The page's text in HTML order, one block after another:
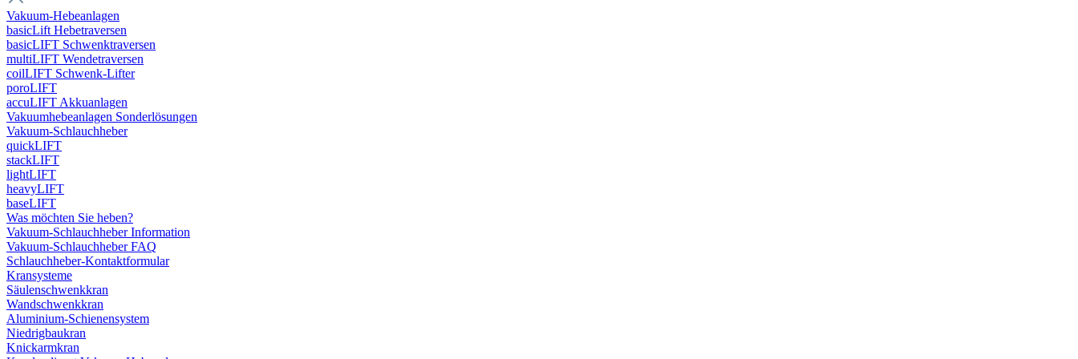
Vakuum-Hebeanlagen
basicLift Hebetraversen
basicLIFT Schwenktraversen
multiLIFT Wendetraversen
coilLIFT Schwenk-Lifter
poroLIFT
accuLIFT Akkuanlagen
Vakuumhebeanlagen Sonderlösungen
Vakuum-Schlauchheber
quickLIFT
stackLIFT
lightLIFT
heavyLIFT
baseLIFT
Was möchten Sie heben?
Vakuum-Schlauchheber Information
Vakuum-Schlauchheber FAQ
Schlauchheber-Kontaktformular
Kransysteme
Säulenschwenkkran
Wandschwenkkran
Aluminium-Schienensystem
Niedrigbaukran
Knickarmkran